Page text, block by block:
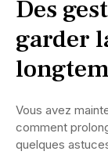
Des
garder
Vous avez
comment
quelques